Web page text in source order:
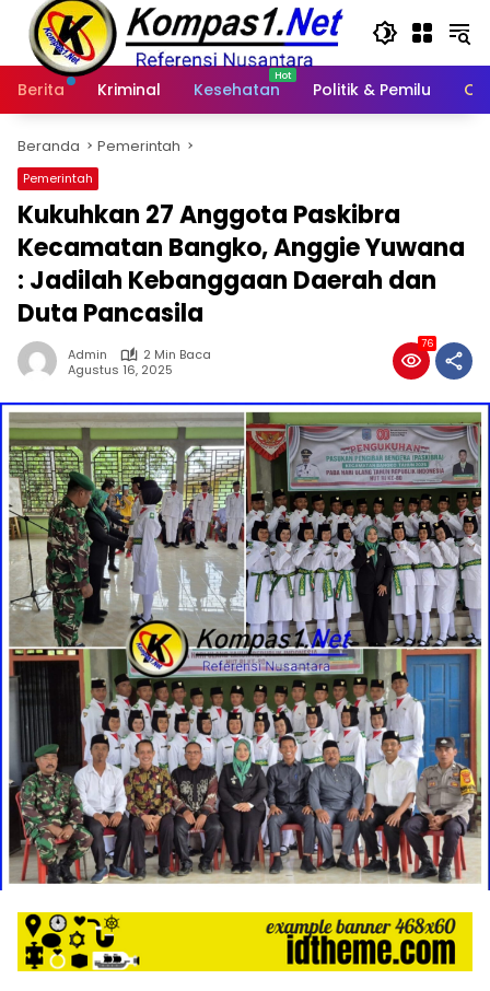
Langsung
konten
Berita
Kriminal Kesehatan Politik & Pemilu
Beranda Pemerintah
Pemerintah
Kukuhkan 27 Anggota Paskibra
Kecamatan Bangko, Anggie Yuwana
: Jadilah Kebanggaan Daerah dan
Duta Pancasila
Admin
2 Min Baca
Agustus 16, 2025
76